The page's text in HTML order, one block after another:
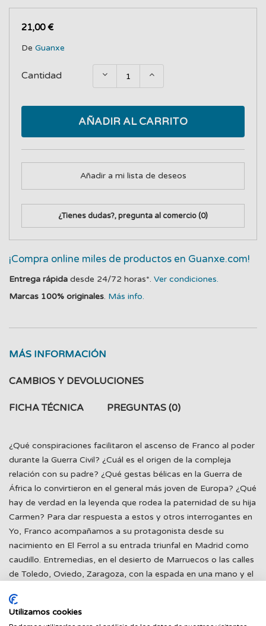
21,00 €
De Guanxe
Cantidad
AÑADIR AL CARRITO
Añadir a mi lista de deseos
¿Tienes dudas?, pregunta al comercio(0)
¡Compra online miles de productos en Guanxe.com!
Entrega rápida desde 24/72 horas*. Ver condiciones.
Marcas 100% originales. Más info.
MÁS INFORMACIÓN
CAMBIOS Y DEVOLUCIONES
FICHA TÉCNICA PREGUNTAS (0)
¿Qué conspiraciones facilitaron el ascenso de Franco al poder
durante la Guerra Civil? ¿Cuál es el origen de la compleja
relación con su padre? ¿Qué gestas bélicas en la Guerra de
África lo convirtieron en el general más joven de Europa? ¿Qué
hay de verdad en la leyenda que rodea la paternidad de su hija
Carmen? Para dar respuesta a estos y otros interrogantes en
Yo, Franco acompañamos a su protagonista desde su
nacimiento en El Ferrol a su entrada triunfal en Madrid como
caudillo. Entremedias, en el desierto de Marruecos o las calles
de Toledo, Oviedo, Zaragoza, con la espada en una mano y el
comunismo, la libertad, la democracia y todas las herejías
liberales que amenazaban con destruir España.En estas
Utilizamos cookies